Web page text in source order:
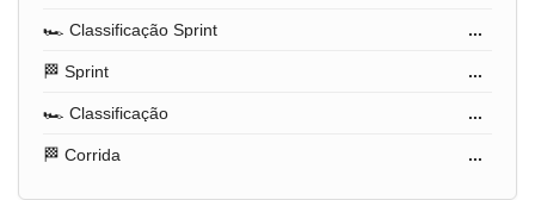
🏎️ Classificação Sprint ...
🏁 Sprint ...
🏎️ Classificação ...
🏁 Corrida ...